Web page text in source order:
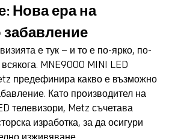
Нова ера на
е тук – и то е по-ярко, по-
MNE9000 MINI LED
предефинира какво е възможно
Като производител на
телевизори, Metz съчетава
изработка, за да осигури